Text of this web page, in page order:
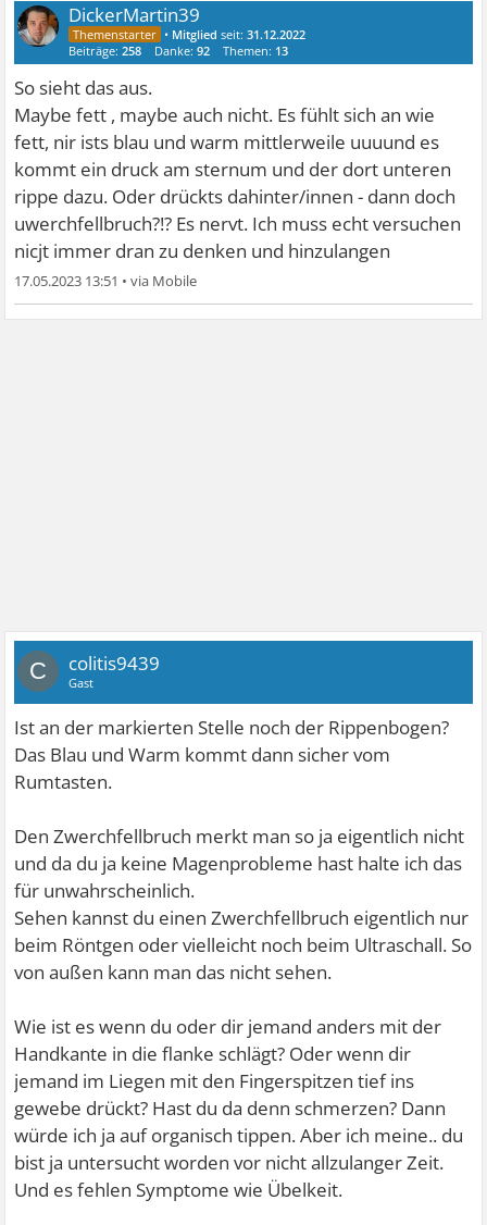
DickerMartin39
• Mitglied seit:31.12.2022
Beiträge:258 Danke:92 Themen: 13
So sieht das aus.
Maybe fett , maybe auch nicht. Es fühlt sich an wie
fett, nir ists blau und warm mittlerweile uuuund es
kommt ein druck am sternum und der dort unteren
rippe dazu. Oder drückts dahinter/innen - dann doch
uwerchfellbruch?!? Es nervt. Ich muss echt versuchen
nicjt immer dran zu denken und hinzulangen
17.05.2023 13:51 •
C colitis9439
Gast
Ist an der markierten Stelle noch der Rippenbogen?
Das Blau und Warm kommt dann sicher vom
Rumtasten.
Den Zwerchfellbruch merkt man so ja eigentlich nicht
und da du ja keine Magenprobleme hast halte ich das
für unwahrscheinlich.
Sehen kannst du einen Zwerchfellbruch eigentlich nur
beim Röntgen oder vielleicht noch beim Ultraschall. So
von außen kann man das nicht sehen.
Wie ist es wenn du oder dir jemand anders mit der
Handkante in die flanke schlägt? Oder wenn dir
jemand im Liegen mit den Fingerspitzen tief ins
gewebe drückt? Hast du da denn schmerzen? Dann
würde ich ja auf organisch tippen. Aber ich meine.. du
bist ja untersucht worden vor nicht allzulanger Zeit.
Und es fehlen Symptome wie Übelkeit.